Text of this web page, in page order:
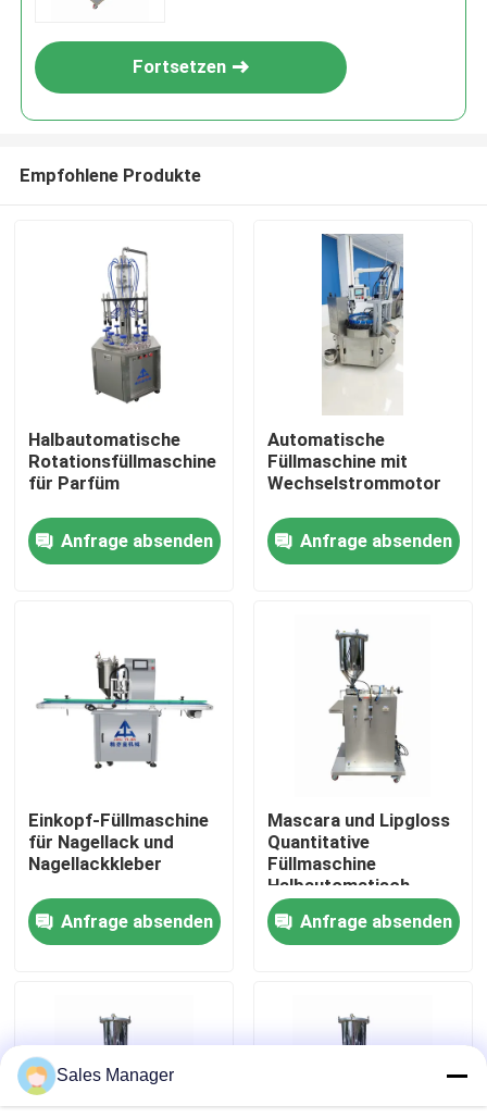
Startseite
Produkte
Über uns
Fabrik Tour
Qualitätskontrolle
Referenzen
Automatische Lipgloss-Füllmaschine
Mascarafüllmaschine
Fortsetzen
Empfohlene Produkte
Halbautomatische
Rotationsfüllmaschine
für Parfüm
Anfrage absenden
Automatische
Füllmaschine mit
Wechselstrommotor
Anfrage absenden
Einkopf-Füllmaschine
für Nagellack und
Nagellackkleber
Anfrage absenden
Mascara und Lipgloss
Quantitative
Füllmaschine
Halbautomatisch
Anfrage absenden
Sales Manager